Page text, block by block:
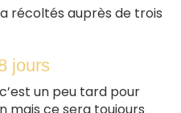
récoltés auprès de trois
jours
un peu tard pour